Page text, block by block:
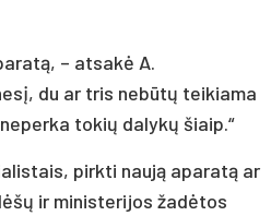
– atsakė A.
du ar tris nebūtų teikiama
tokių dalykų šiaip.“
pirkti naują aparatą ar
ir ministerijos žadėtos